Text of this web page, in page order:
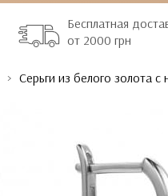
Бесплатная
от 2000 грн
Серьги из белого золота